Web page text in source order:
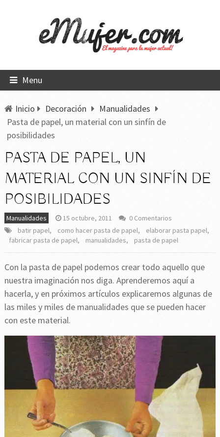
Menu
Inicio Decoración
Manualidades
Pasta de papel, un material con un sinfín de
posibilidades
PASTA DE PAPEL, UN
MATERIAL CON UN SINFÍN DE
POSIBILIDADES
Manualidades 15 octubre, 2011
0 Comentarios
batir papel, como hacer pasta de papel, elaborar pasta papel,
fabricar pasta de papel, manualidades, pasta de papel
Con la pasta de papel podemos crear todo aquello que
nuestra imaginación nos diga. Aprenderemos aquí a
hacerla, y en próximos artículos explicaremos algunas de
las miles y miles de manualidades que se pueden hacer
con este material.